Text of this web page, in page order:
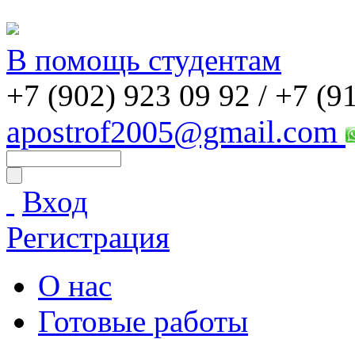
В помощь студентам
+7 (902) 923 09 92 / +7
apostrof2005@gmail.com
Вход
Регистрация
О нас
Готовые работы